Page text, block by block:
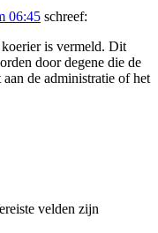
06:45 schreef:
is vermeld. Dit
door degene die de
de administratie of het
velden zijn